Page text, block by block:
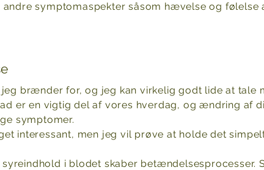
andre symptomaspekter såsom hævelse og
jeg brænder for, og jeg kan virkelig godt lide at tale
er en vigtig del af vores hverdag, og ændring af
symptomer.
interessant, men jeg vil prøve at holde det
i blodet skaber betændelsesprocesser.